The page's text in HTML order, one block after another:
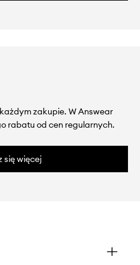
zakupie. W Answear
rabatu od cen regularnych.
się więcej